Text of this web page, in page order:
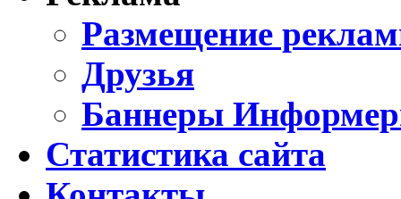
Размещение
Друзья
Баннеры
Статистика сайта